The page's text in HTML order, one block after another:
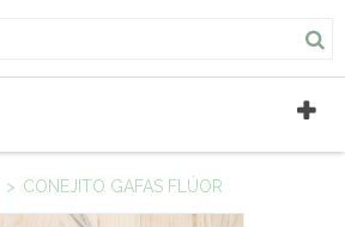
> CONEJITO GAFAS FLÚOR